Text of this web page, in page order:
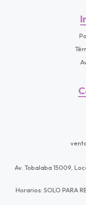
Av. Tobalaba 15009,
Horarios: SOLO PARA